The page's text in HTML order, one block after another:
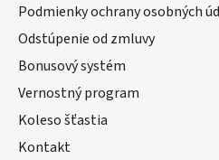
Podmienky ochrany osobných
Odstúpenie od zmluvy
Bonusový systém
Vernostný program
Koleso šťastia
Kontakt